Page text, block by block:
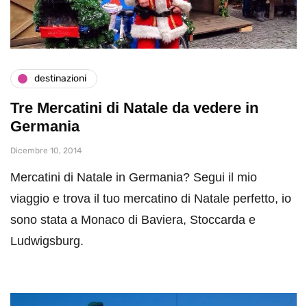
destinazioni
Tre Mercatini di Natale da vedere in
Germania
Dicembre 10, 2014
Mercatini di Natale in Germania? Segui il mio
viaggio e trova il tuo mercatino di Natale perfetto, io
sono stata a Monaco di Baviera, Stoccarda e
Ludwigsburg.